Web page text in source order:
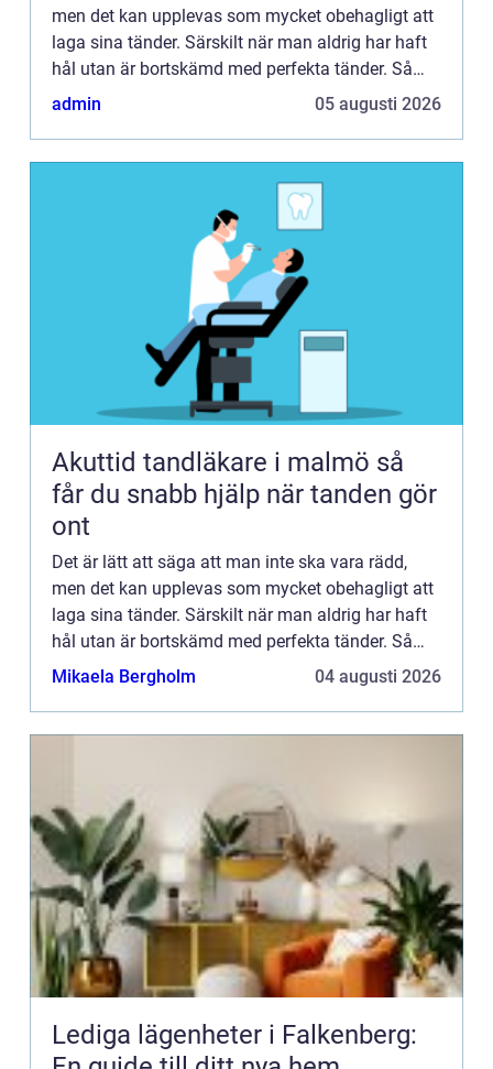
men det kan upplevas som mycket obehagligt att
laga sina tänder. Särskilt när man aldrig har haft
hål utan är bortskämd med perfekta tänder. Så
plötsligt syns det något på röntgenbilderna som
admin 05 augusti 2026
Akuttid tandläkare i malmö så
får du snabb hjälp när tanden gör
ont
Det är lätt att säga att man inte ska vara rädd,
men det kan upplevas som mycket obehagligt att
laga sina tänder. Särskilt när man aldrig har haft
hål utan är bortskämd med perfekta tänder. Så
plötsligt syns det något på röntgenbilderna som
Mikaela Bergholm 04 augusti 2026
Lediga lägenheter i Falkenberg: